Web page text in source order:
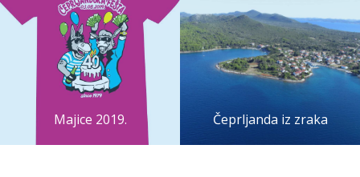
Majice 2019. Čeprljanda iz zraka